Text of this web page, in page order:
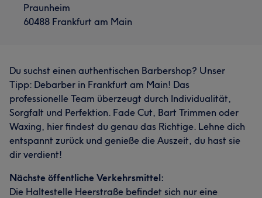
Praunheim
60488 Frankfurt am Main
Du suchst einen authentischen Barbershop? Unser
Tipp: Debarber in Frankfurt am Main! Das
professionelle Team überzeugt durch Individualität,
Sorgfalt und Perfektion. Fade Cut, Bart Trimmen oder
Waxing, hier findest du genau das Richtige. Lehne dich
entspannt zurück und genieße die Auszeit, du hast sie
dir verdient!
Nächste öffentliche Verkehrsmittel:
Die Haltestelle Heerstraße befindet sich nur eine